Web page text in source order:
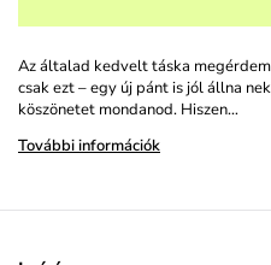
Az általad kedvelt táska
csak ezt – egy új pánt is jól állna
köszönetet mondanod. Hiszen…
További információk